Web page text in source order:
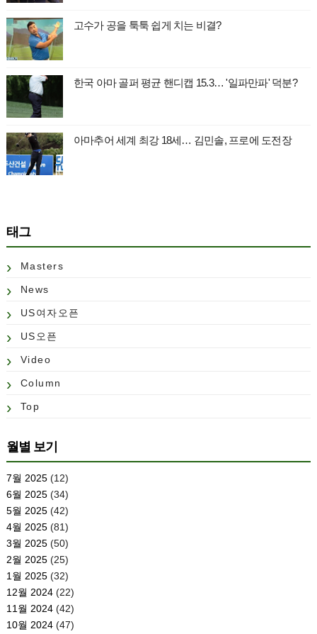
고수가 공을 툭툭 쉽게 치는 비결?
한국 아마 골퍼 평균 핸디캡 15.3… '일파만파' 덕분?
아마추어 세계 최강 18세… 김민솔, 프로에 도전장
태그
Masters
News
US여자오픈
US오픈
Video
Column
Top
월별 보기
7월 2025(12)
6월 2025(34)
5월 2025(42)
4월 2025(81)
3월 2025(50)
2월 2025(25)
1월 2025(32)
12월 2024(22)
11월 2024(42)
10월 2024(47)